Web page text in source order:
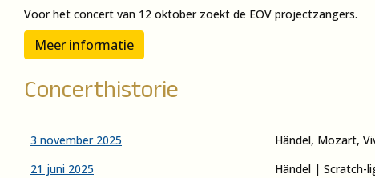
Voor het concert van 12 oktober zoekt de EOV projectzangers.
Meer informatie
Concerthistorie
3 november 2025 Händel, Mozart,
21 juni 2025
Händel | Scratch-